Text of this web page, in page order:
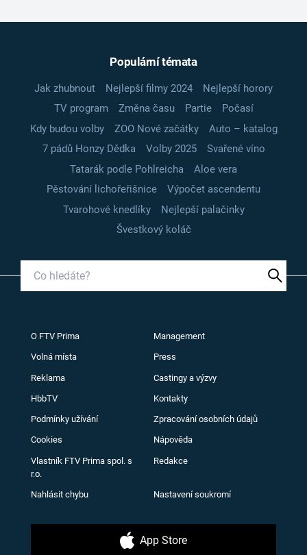
Populární témata
Jak zhubnout Nejlepší filmy 2024
Nejlepší horory
TV program
Změna času Partie
Počasí
Kdy budou volby
ZOO Nové začátky
Auto – katalog
7 pádů Honzy Dědka
Volby 2025
Svařené víno
Tatarák podle Pohlreicha
Aloe vera
Pěstování lichořeřišnice
Výpočet ascendentu
Tvarohové knedlíky
Nejlepší palačinky
Švestkový koláč
O FTV Prima Management
Volná místa Press
Reklama Castingy a výzvy
HbbTV Kontakty
Podmínky užívání Zpracování osobních údajů
Cookies Nápověda
Vlastník FTV Prima spol. s
r.o.
Redakce
Nahlásit chybu Nastavení soukromí
App Store